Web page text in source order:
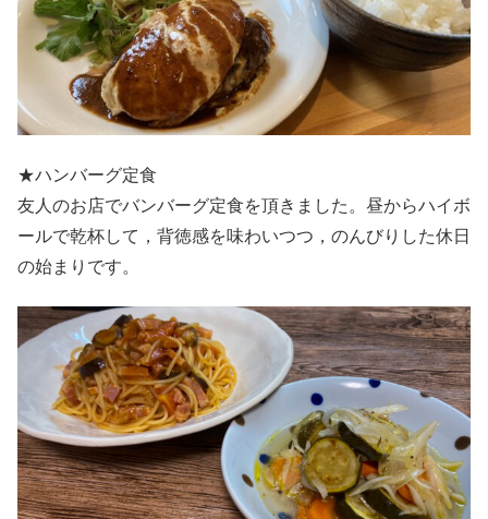
★ハンバーグ定食
友人のお店でバンバーグ定食を頂きました。昼からハイボ
ールで乾杯して，背徳感を味わいつつ，のんびりした休日
の始まりです。